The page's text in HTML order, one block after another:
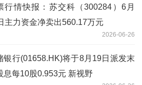
行情快报：苏交科（300284）6月
主力资金净卖出560.17万元
2026-06-26
银行(01658.HK)将于8月19日派发末
息每10股0.953元 新视野